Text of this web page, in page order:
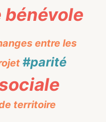
bénévole
entre les
#parité
territoire